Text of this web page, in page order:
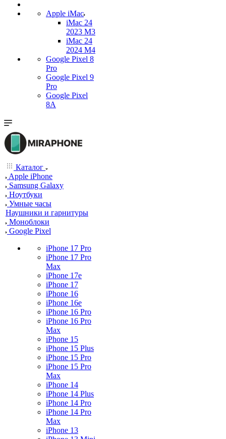
Apple iMac
iMac 24
2023 M3
iMac 24
2024 M4
Google Pixel 8
Pro
Google Pixel 9
Pro
Google Pixel
8A
Каталог
Apple iPhone
Samsung Galaxy
Ноутбуки
Умные часы
Наушники и гарнитуры
Моноблоки
Google Pixel
iPhone 17 Pro
iPhone 17 Pro
Max
iPhone 17e
iPhone 17
iPhone 16
iPhone 16e
iPhone 16 Pro
iPhone 16 Pro
Max
iPhone 15
iPhone 15 Plus
iPhone 15 Pro
iPhone 15 Pro
Max
iPhone 14
iPhone 14 Plus
iPhone 14 Pro
iPhone 14 Pro
Max
iPhone 13